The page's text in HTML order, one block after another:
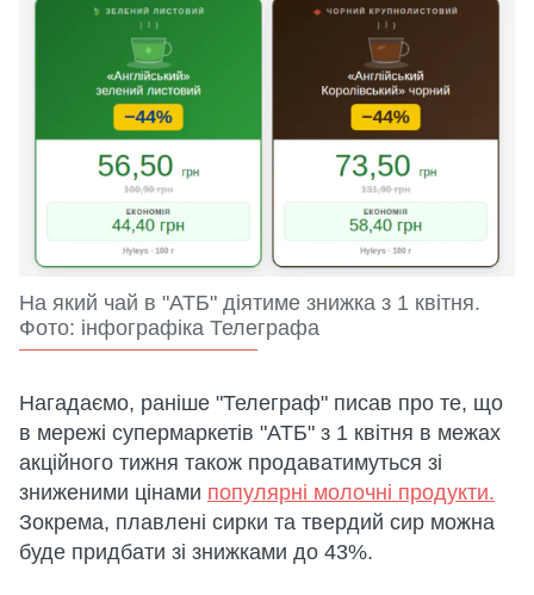
На який чай в "АТБ" діятиме знижка з 1 квітня.
Фото: інфографіка Телеграфа
Нагадаємо, раніше "Телеграф" писав про те, що
в мережі супермаркетів "АТБ" з 1 квітня в межах
акційного тижня також продаватимуться зі
зниженими цінами популярні молочні продукти.
Зокрема, плавлені сирки та твердий сир можна
буде придбати зі знижками до 43%.